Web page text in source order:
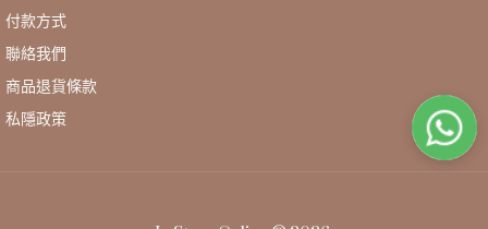
NEOFLAM - SHERBET 18CM 鑄造單柄煮食煲連蓋 1.8L
付款方式
聯絡我們
商品退貨條款
私隱政策